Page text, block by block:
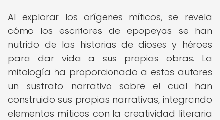
Al explorar los orígenes míticos, se revela
cómo los escritores de epopeyas se han
nutrido de las historias de dioses y héroes
para dar vida a sus propias obras. La
mitología ha proporcionado a estos autores
un sustrato narrativo sobre el cual han
construido sus propias narrativas, integrando
elementos míticos con la creatividad literaria